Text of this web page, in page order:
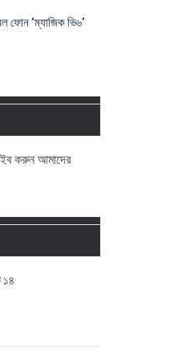
ফোন ‘ম্যাজিক ভি৬’
করুন আমাদের
১৪